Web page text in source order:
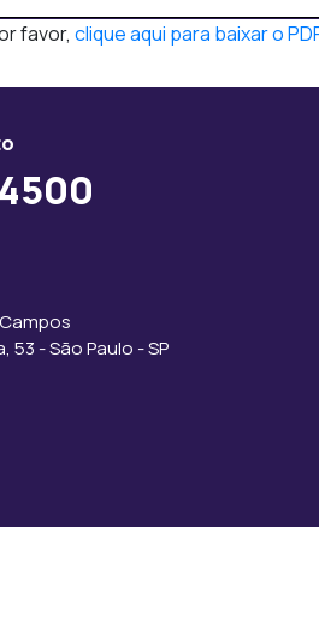
favor, clique aqui para baixar o PDF
53 - São Paulo - SP